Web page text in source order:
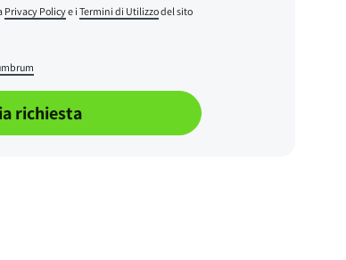
Privacy Policye i Termini di Utilizzodel sito
richiesta